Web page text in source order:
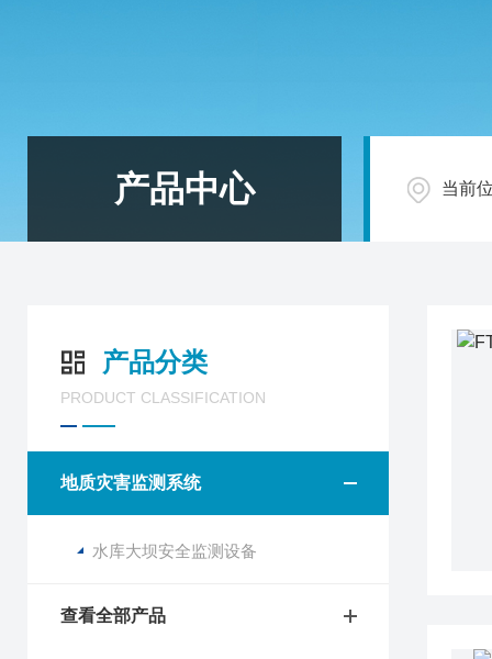
产品中心 当前
产品分类
PRODUCT CLASSIFICATION
地质灾害监测系统
水库大坝安全监测设备
查看全部产品